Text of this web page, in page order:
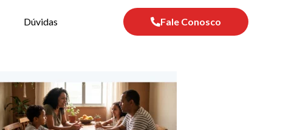
Dúvidas Fale Conosco